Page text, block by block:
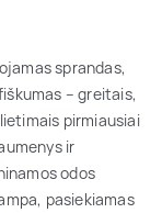
sprandas,
– greitais,
pirmiausiai
ir
odos
pasiekiamas